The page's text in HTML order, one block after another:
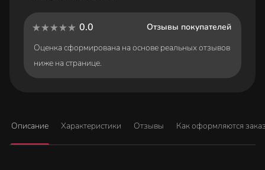
0.0
Отзывы покупателей
Оценка сформирована на основе реальных отзывов
ниже на странице.
Описание Характеристики Отзывы Как оформляются